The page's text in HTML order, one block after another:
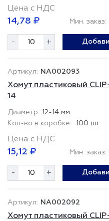
Цена с НДС
14,78 ₽ Мин. заказ:
- +
NA002093
Хомут пластиковый
14
12-14 мм
100 шт
Цена с НДС
15,12 ₽ Мин. заказ:
- +
NA002092
Хомут пластиковый